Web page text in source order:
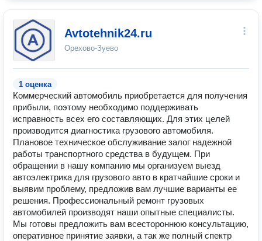
Avtotehnik24.ru
Орехово-Зуево
1 оценка
Коммерческий автомобиль приобретается для получения
прибыли, поэтому необходимо поддерживать
исправность всех его составляющих. Для этих целей
производится диагностика грузового автомобиля.
Плановое техническое обслуживание залог надежной
работы транспортного средства в будущем. При
обращении в нашу компанию мы организуем выезд
автоэлектрика для грузового авто в кратчайшие сроки и
выявим проблему, предложив вам лучшие варианты ее
решения. Профессиональный ремонт грузовых
автомобилей производят наши опытные специалисты.
Мы готовы предложить вам всестороннюю консультацию,
оперативное принятие заявки, а так же полный спектр